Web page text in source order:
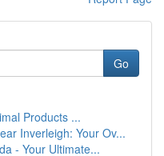
Go
Products ...
Inverleigh: Your Ov...
- Your Ultimate...